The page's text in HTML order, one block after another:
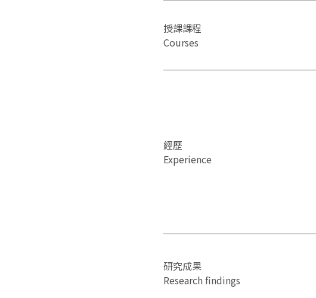
授課課程
Courses
經歷
Experience
研究成果
Research findings